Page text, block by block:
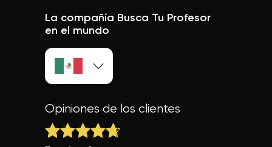
La compañía Busca Tu Profesor
en el mundo
Opiniones de los clientes